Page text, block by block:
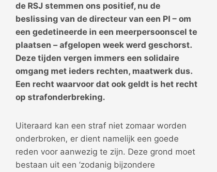
de RSJ stemmen ons positief, nu de
beslissing van de directeur van een PI – om
een gedetineerde in een meerpersoonscel te
plaatsen – afgelopen week werd geschorst.
Deze tijden vergen immers een solidaire
omgang met ieders rechten, maatwerk dus.
Een recht waarvoor dat ook geldt is het recht
op strafonderbreking.
Uiteraard kan een straf niet zomaar worden
onderbroken, er dient namelijk een goede
reden voor aanwezig te zijn. Deze grond moet
bestaan uit een ‘zodanig bijzondere